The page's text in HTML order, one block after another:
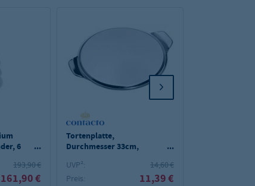
6
193,90 €
161,90 €
Tortenplatte,
Durchmesser 33cm,
Ausführung
UVP²:
14,60 €
Preis:
11,39 €